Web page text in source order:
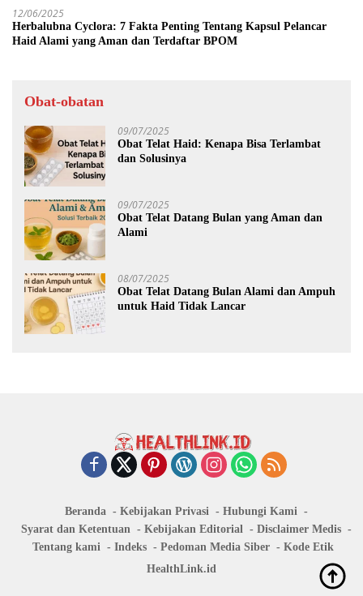
12/06/2025
Herbalubna Cyclora: 7 Fakta Penting Tentang Kapsul Pelancar
Haid Alami yang Aman dan Terdaftar BPOM
Obat-obatan
09/07/2025
Obat Telat Haid: Kenapa Bisa Terlambat
dan Solusinya
09/07/2025
Obat Telat Datang Bulan yang Aman dan
Alami
08/07/2025
Obat Telat Datang Bulan Alami dan Ampuh
untuk Haid Tidak Lancar
Beranda Kebijakan Privasi
Hubungi Kami
Syarat dan Ketentuan
Kebijakan Editorial
Disclaimer Medis
Tentang kami
Indeks Pedoman Media Siber
Kode Etik
HealthLink.id